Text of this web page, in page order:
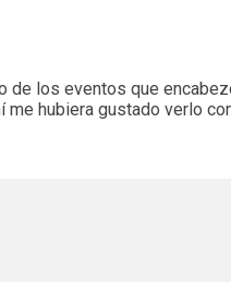
de los eventos que
me hubiera gustado verlo